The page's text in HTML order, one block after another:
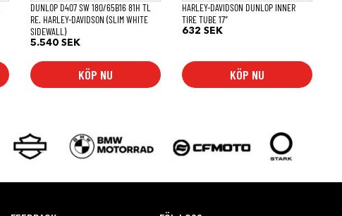
DUNLOP D407 SW 180/65B16 81H TL
RE. HARLEY-DAVIDSON (SLIM WHITE
SIDEWALL)
5.540SEK
KÖP NU
HARLEY-DAVIDSON DUNLOP INNER
TIRE TUBE 17″
632SEK
KÖP NU